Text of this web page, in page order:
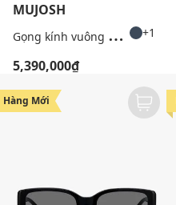
MUJOSH
G
ọng kính vuông unisex bản mảnh +1
5,390,000₫
Hàng Mới